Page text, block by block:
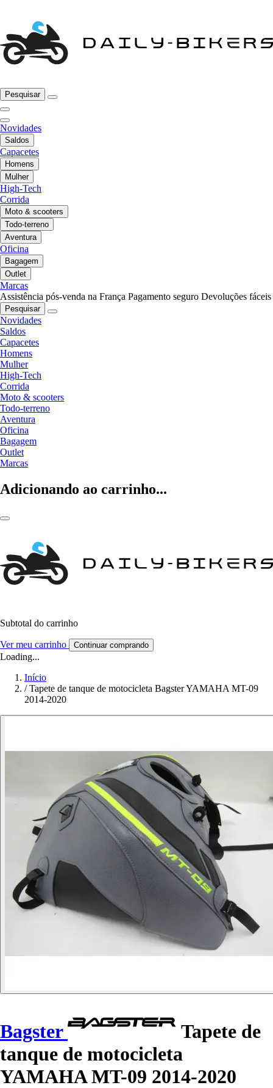
Pesquisar
Novidades
Saldos
Capacetes
Homens
Mulher
High-Tech
Corrida
Moto & scooters
Todo-terreno
Aventura
Oficina
Bagagem
Outlet
Marcas
Assistência pós-venda na França Pagamento seguro Devoluções fáceis
Pesquisar
Novidades
Saldos
Capacetes
Homens
Mulher
High-Tech
Corrida
Moto & scooters
Todo-terreno
Aventura
Oficina
Bagagem
Outlet
Marcas
Adicionando ao carrinho...
Subtotal do carrinho
Ver meu carrinho Continuar comprando
Loading...
Início
/ Tapete de tanque de motocicleta Bagster YAMAHA MT-09
2014-2020
Bagster
Tapete de
tanque de motocicleta
YAMAHA MT-09 2014-2020